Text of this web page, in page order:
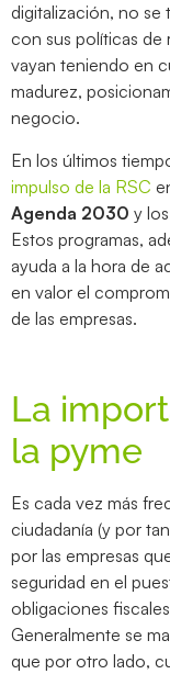
digitalización, no se
con sus políticas de
vayan teniendo en
madurez,
negocio.
En los últimos
impulso de la RSC
Agenda 2030 y los
Estos programas,
ayuda a la hora de
en valor el
de las empresas.
La
la pyme
Es cada vez más
ciudadanía (y por
por las empresas
seguridad en el
obligaciones
Generalmente se
que por otro lado,